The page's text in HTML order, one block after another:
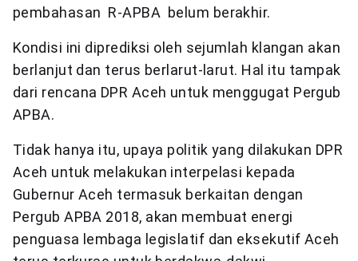
pembahasan R-APBA belum berakhir.
Kondisi ini diprediksi oleh sejumlah klangan akan
berlanjut dan terus berlarut-larut. Hal itu tampak
dari rencana DPR Aceh untuk menggugat Pergub
APBA.
Tidak hanya itu, upaya politik yang dilakukan DPR
Aceh untuk melakukan interpelasi kepada
Gubernur Aceh termasuk berkaitan dengan
Pergub APBA 2018, akan membuat energi
penguasa lembaga legislatif dan eksekutif Aceh